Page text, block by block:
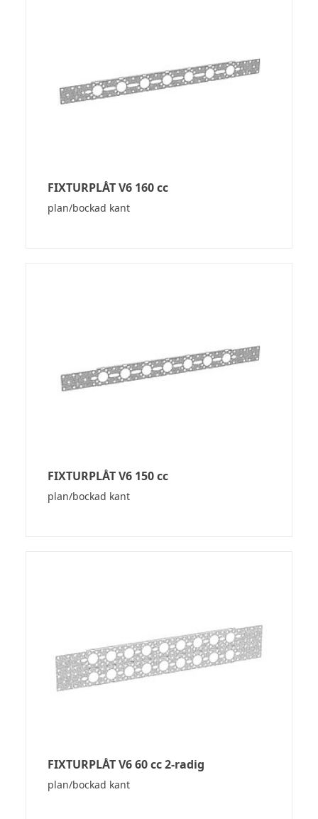
FIXTURPLÅT V6 160 cc
plan/bockad kant
FIXTURPLÅT V6 150 cc
plan/bockad kant
FIXTURPLÅT V6 60 cc 2-radig
plan/bockad kant